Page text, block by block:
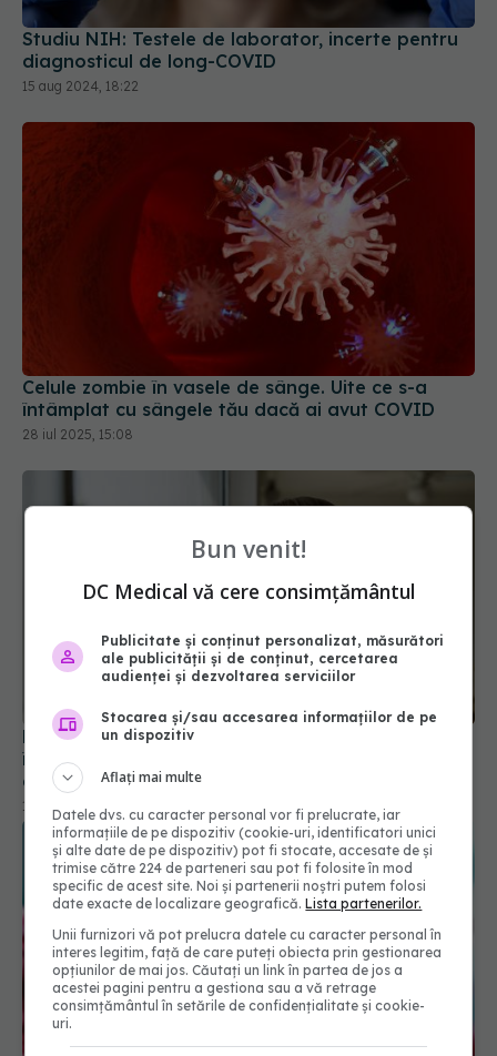
Studiu NIH: Testele de laborator, incerte pentru
diagnosticul de long-COVID
15 aug 2024, 18:22
Celule zombie în vasele de sânge. Uite ce s-a
întâmplat cu sângele tău dacă ai avut COVID
28 iul 2025, 15:08
Lockdown-ul impus de COVID a accelerat
îmbătrânirea creierului. Adolescenții, cei mai
afectați
10 sep 2024, 18:14
Bun venit!
DC Medical vă cere consimțământul
Publicitate și conținut personalizat, măsurători
ale publicității și de conținut, cercetarea
audienței și dezvoltarea serviciilor
Stocarea și/sau accesarea informațiilor de pe
un dispozitiv
Aflați mai multe
Datele dvs. cu caracter personal vor fi prelucrate, iar
informațiile de pe dispozitiv (cookie-uri, identificatori unici
și alte date de pe dispozitiv) pot fi stocate, accesate de și
trimise către 224 de parteneri sau pot fi folosite în mod
specific de acest site. Noi și partenerii noștri putem folosi
date exacte de localizare geografică.Lista partenerilor.
Unii furnizori vă pot prelucra datele cu caracter personal în
interes legitim, față de care puteți obiecta prin gestionarea
opțiunilor de mai jos. Căutați un link în partea de jos a
acestei pagini pentru a gestiona sau a vă retrage
consimțământul în setările de confidențialitate și cookie-
uri.